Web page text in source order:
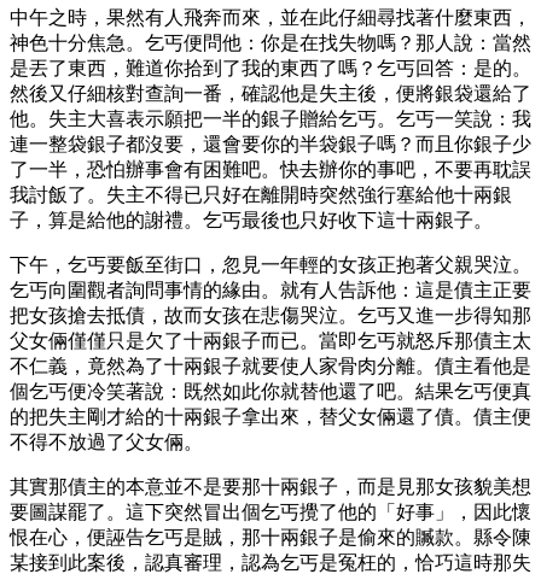
中午之時，果然有人飛奔而來，並在此仔細尋找著什麼東西，
神色十分焦急。乞丐便問他：你是在找失物嗎？那人說：當然
是丟了東西，難道你拾到了我的東西了嗎？乞丐回答：是的。
然後又仔細核對查詢一番，確認他是失主後，便將銀袋還給了
他。失主大喜表示願把一半的銀子贈給乞丐。乞丐一笑說：我
連一整袋銀子都沒要，還會要你的半袋銀子嗎？而且你銀子少
了一半，恐怕辦事會有困難吧。快去辦你的事吧，不要再耽誤
我討飯了。失主不得已只好在離開時突然強行塞給他十兩銀
子，算是給他的謝禮。乞丐最後也只好收下這十兩銀子。
下午，乞丐要飯至街口，忽見一年輕的女孩正抱著父親哭泣。
乞丐向圍觀者詢問事情的緣由。就有人告訴他：這是債主正要
把女孩搶去抵債，故而女孩在悲傷哭泣。乞丐又進一步得知那
父女倆僅僅只是欠了十兩銀子而已。當即乞丐就怒斥那債主太
不仁義，竟然為了十兩銀子就要使人家骨肉分離。債主看他是
個乞丐便冷笑著說：既然如此你就替他還了吧。結果乞丐便真
的把失主剛才給的十兩銀子拿出來，替父女倆還了債。債主便
不得不放過了父女倆。
其實那債主的本意並不是要那十兩銀子，而是見那女孩貌美想
要圖謀罷了。這下突然冒出個乞丐攪了他的「好事」，因此懷
恨在心，便誣告乞丐是賊，那十兩銀子是偷來的贓款。縣令陳
某接到此案後，認真審理，認為乞丐是冤枉的，恰巧這時那失